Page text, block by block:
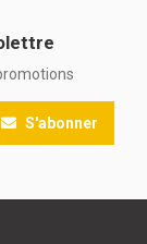
S'abonner